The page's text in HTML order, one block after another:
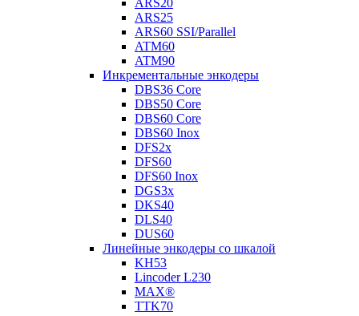
ARS20
ARS25
ARS60 SSI/Parallel
ATM60
ATM90
Инкрементальные энкодеры
DBS36 Core
DBS50 Core
DBS60 Core
DBS60 Inox
DFS2x
DFS60
DFS60 Inox
DGS3x
DKS40
DLS40
DUS60
Линейные энкодеры со шкалой
KH53
Lincoder L230
MAX®
TTK70